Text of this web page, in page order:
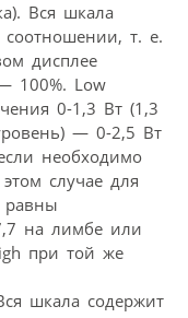
Вся шкала
соотношении, т. е.
дисплее
— 100%. Low
0-1,3 Вт (1,3
— 0-2,5 Вт
необходимо
случае для
равны
на лимбе или
при той же
шкала содержит